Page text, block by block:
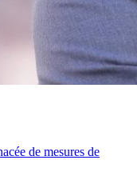
de mesures de